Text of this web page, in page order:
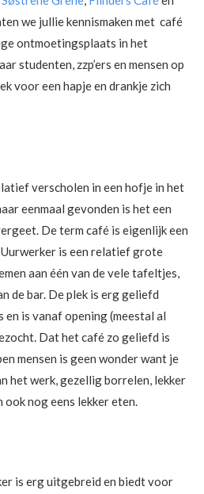
we jullie kennismaken met café
ontmoetingsplaats in het
studenten, zzp’ers en mensen op
voor een hapje en drankje zich
verscholen in een hofje in het
eenmaal gevonden is het een
De term café is eigenlijk een
is een relatief grote
aan één van de vele tafeltjes,
de bar. De plek is erg geliefd
en is vanaf opening (meestal al
Dat het café zo geliefd is
mensen is geen wonder want je
het werk, gezellig borrelen, lekker
nog eens lekker eten.
is erg uitgebreid en biedt voor